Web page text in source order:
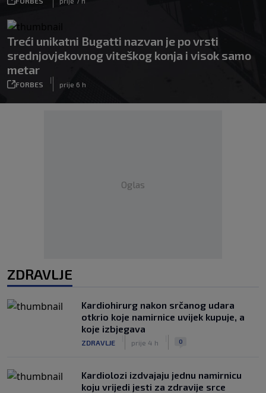
Treći unikatni Bugatti nazvan je po vrsti
srednjovjekovnog viteškog konja i visok samo
metar
FORBES
|
prije 6 h
Oglas
ZDRAVLJE
Kardiohirurg nakon srčanog udara
otkrio koje namirnice uvijek kupuje, a
koje izbjegava
ZDRAVLJE prije 4 h 0
Kardiolozi izdvajaju jednu namirnicu
koju vrijedi jesti za zdravije srce